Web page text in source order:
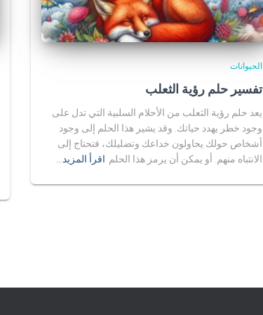
الحيوانات
تفسير حلم رؤية الثعلب
يعد حلم رؤية الثعلب من الأحلام السلبية التي تدل على
وجود خطر يهدد حياتك. وقد يشير هذا الحلم إلى وجود
أشخاص حولك يحاولون خداعك وتضليلك، فتحتاج إلى
الانتباه منهم. أو يمكن أن يرمز هذا الحلم اقرأ المزيد…